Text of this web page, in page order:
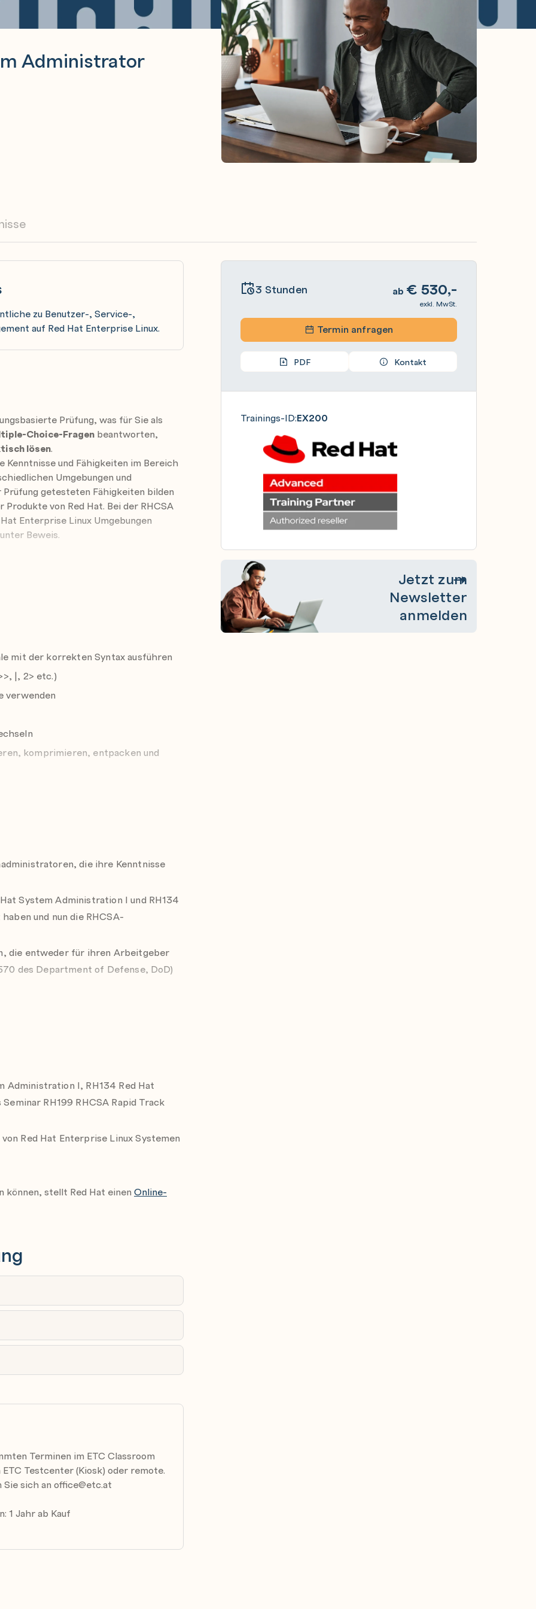
Administrator
zu Benutzer-, Service-,
auf Red Hat Enterprise Linux.
Prüfung, was für Sie als
Choice-Fragen beantworten,
lösen.
Kenntnisse und Fähigkeiten im Bereich
Umgebungen und
getesteten Fähigkeiten bilden
von Red Hat. Bei der RHCSA
Enterprise Linux Umgebungen
Beweis.
Red Hat Certified
mit der korrekten Syntax ausführen
|, 2> etc.)
verwenden
komprimieren, entpacken und
einstellen und ändern
Dateien, in /usr/share/doc finden,
test, [] usw.)
Datei- und Befehlszeileneingaben zu
Skripts verarbeiten
zugreifen
und Prozesse beenden
und interpretieren
auflisten, erstellen und löschen
und zerstörungsfrei zu einem
unmounten
die ihre Kenntnisse
System Administration I und RH134
und nun die RHCSA-
die entweder für ihren Arbeitgeber
des Department of Defense, DoD)
Administration I, RH134 Red Hat
RH199 RHCSA Rapid Track
Red Hat Enterprise Linux Systemen
können, stellt Red Hat einen Online-
Terminen im ETC Classroom
Testcenter (Kiosk) oder remote.
sich an office@etc.at
1 Jahr ab Kauf
3 Stunden ab € 530,-
exkl. MwSt.
Termin anfragen
PDF Kontakt
Trainings-ID:EX200
Jetzt zum
Newsletter
anmelden